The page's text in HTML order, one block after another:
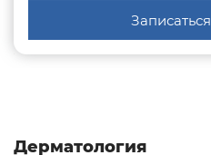
Записаться
Дерматология